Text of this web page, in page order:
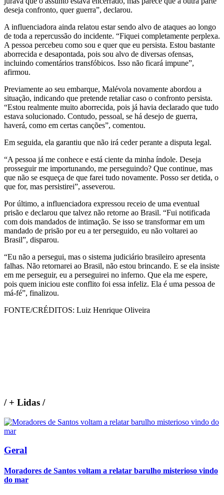
deseja confronto, quer guerra”, declarou.
A influenciadora ainda relatou estar sendo alvo de ataques ao longo
de toda a repercussão do incidente. “Fiquei completamente perplexa.
A pessoa percebeu como sou e quer que eu persista. Estou bastante
aborrecida e desapontada, pois sou alvo de diversas ofensas,
incluindo comentários transfóbicos. Isso não ficará impune”,
afirmou.
Previamente ao seu embarque, Malévola novamente abordou a
situação, indicando que pretende retaliar caso o confronto persista.
“Estou realmente muito aborrecida, pois já havia declarado que tudo
estava solucionado. Contudo, pessoal, se há desejo de guerra,
haverá, como em certas canções”, comentou.
Em seguida, ela garantiu que não irá ceder perante a disputa legal.
“A pessoa já me conhece e está ciente da minha índole. Deseja
prosseguir me importunando, me perseguindo? Que continue, mas
que não se esqueça de que farei tudo novamente. Posso ser detida, o
que for, mas persistirei”, asseverou.
Por último, a influenciadora expressou receio de uma eventual
prisão e declarou que talvez não retorne ao Brasil. “Fui notificada
com dois mandados de intimação. Se isso se transformar em um
mandado de prisão por eu a ter perseguido, eu não voltarei ao
Brasil”, disparou.
“Eu não a persegui, mas o sistema judiciário brasileiro apresenta
falhas. Não retornarei ao Brasil, não estou brincando. E se ela insiste
em me perseguir, eu a perseguirei no inferno. Que ela me espere,
pois quem iniciou este conflito foi essa infeliz. Ela é uma pessoa de
má-fé”, finalizou.
FONTE/CRÉDITOS: Luiz Henrique Oliveira
/+ Lidas /
Geral
Moradores de Santos voltam a relatar barulho misterioso vindo
do mar